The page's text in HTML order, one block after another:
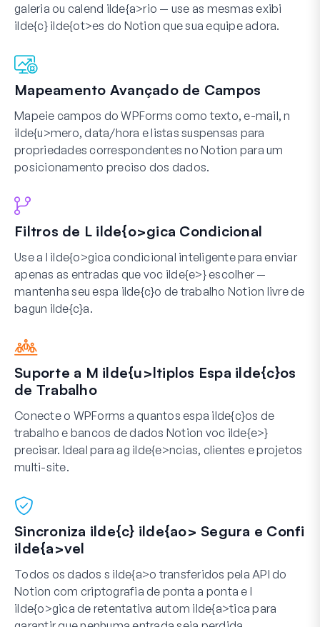
galeria ou calend ilde{a>rio — use as mesmas exibi
ilde{c} ilde{ot>es do Notion que sua equipe adora.
Mapeamento Avançado de Campos
Mapeie campos do WPForms como texto, e-mail, n
ilde{u>mero, data/hora e listas suspensas para
propriedades correspondentes no Notion para um
posicionamento preciso dos dados.
Filtros de L ilde{o>gica Condicional
Use a l ilde{o>gica condicional inteligente para enviar
apenas as entradas que voc ilde{e>} escolher —
mantenha seu espa ilde{c}o de trabalho Notion livre de
bagun ilde{c}a.
Suporte a M ilde{u>ltiplos Espa ilde{c}os
de Trabalho
Conecte o WPForms a quantos espa ilde{c}os de
trabalho e bancos de dados Notion voc ilde{e>}
precisar. Ideal para ag ilde{e>ncias, clientes e projetos
multi-site.
Sincroniza ilde{c} ilde{ao> Segura e Confi
ilde{a>vel
Todos os dados s ilde{a>o transferidos pela API do
Notion com criptografia de ponta a ponta e l
ilde{o>gica de retentativa autom ilde{a>tica para